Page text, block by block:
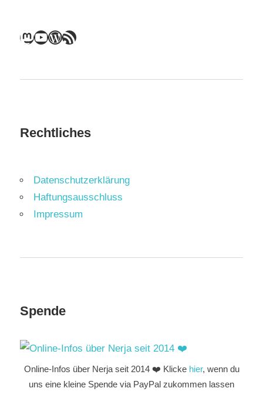
Mastodon
YouTube
WordPress
RSS-Feed
Rechtliches
Datenschutzerklärung
Haftungsausschluss
Impressum
Spende
Online-Infos über Nerja seit 2014 ❤️ Klicke hier, wenn du
uns eine kleine Spende via PayPal zukommen lassen